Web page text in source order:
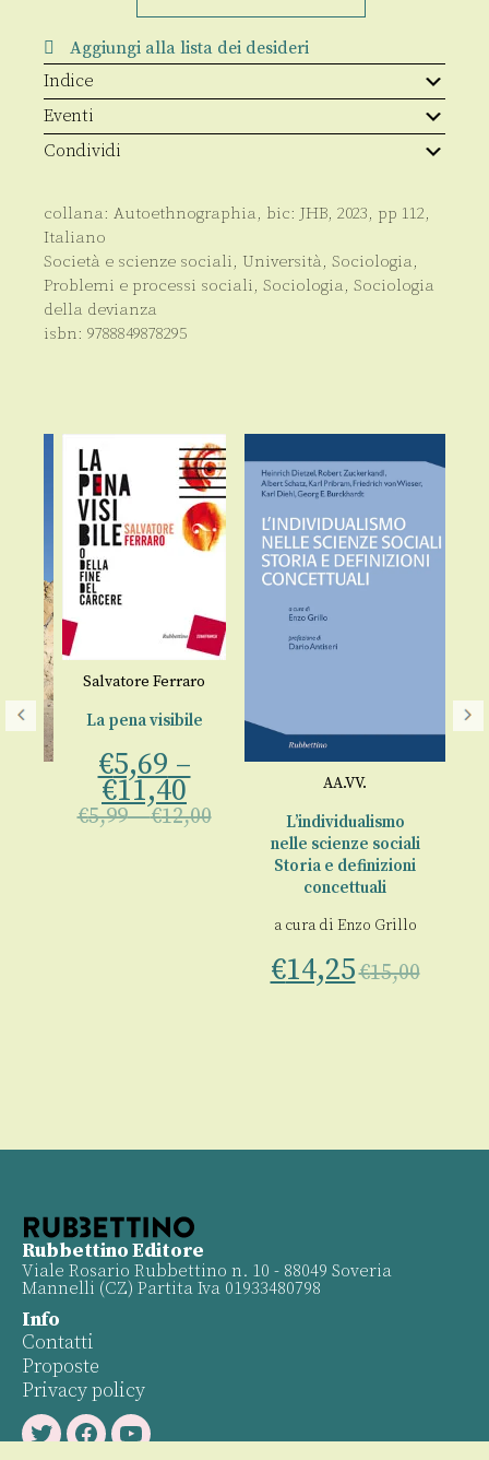
clan
al
carcere
quantità
Aggiungi alla lista dei desideri
Indice
Eventi
Condividi
collana: Autoethnographia, bic: JHB, 2023, pp 112,
Italiano
Società e scienze sociali, Università, Sociologia,
Problemi e processi sociali, Sociologia, Sociologia
della devianza
isbn: 9788849878295
Salvatore Ferraro
La pena visibile
€5,69 –
€11,40
€5,99–€12,00
AA.VV.
L’individualismo
nelle scienze sociali
Storia e definizioni
concettuali
a cura di Enzo Grillo
€14,25€15,00
Rubbettino Editore
Viale Rosario Rubbettino n. 10 - 88049 Soveria
Mannelli (CZ) Partita Iva 01933480798
Info
Contatti
Proposte
Privacy policy
TwitterFacebookYoutube